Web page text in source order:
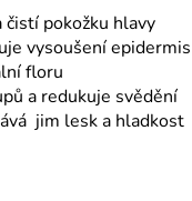
čistí pokožku hlavy
vysoušení epidermis
floru
a redukuje svědění
jim lesk a hladkost